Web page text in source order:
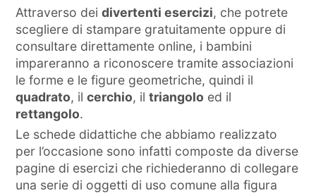
Attraverso deidivertenti esercizi, che potrete
scegliere di stampare gratuitamente oppure di
consultare direttamente online, i bambini
impareranno a riconoscere tramite associazioni
le forme e le figure geometriche, quindi il
quadrato, ilcerchio, iltriangolo ed il
rettangolo.
Le schede didattiche che abbiamo realizzato
per l’occasione sono infatti composte da diverse
pagine di esercizi che richiederanno di collegare
una serie di oggetti di uso comune alla figura